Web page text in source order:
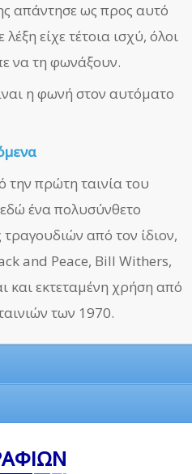
απάντησε ως προς αυτό
είχε τέτοια ισχύ, όλοι
να τη φωνάξουν.
η φωνή στον αυτόματο
πρώτη ταινία του
ένα πολυσύνθετο
από τον ίδιον,
and Peace, Bill Withers,
και εκτεταμένη χρήση από
των 1970.